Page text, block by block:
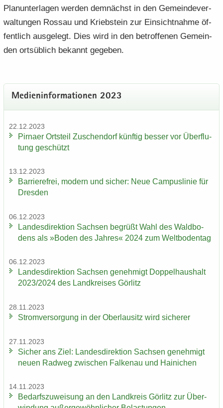
Plan­un­ter­la­gen wer­den dem­nächst in den Ge­mein­de­ver­
wal­tun­gen Ros­sau und Krieb­stein zur Ein­sicht­nah­me öf­
fent­lich aus­ge­legt. Dies wird in den be­trof­fe­nen Ge­mein­
den orts­üb­lich be­kannt ge­ge­ben.
Me­di­en­in­for­ma­tio­nen 2023
22.12.2023
Pirna­er Orts­teil Zu­schen­dorf künf­tig bes­ser vor Über­flu­
tung ge­schützt
13.12.2023
Bar­rie­re­frei, mo­dern und si­cher: Neue Cam­pus­li­nie für
Dres­den
06.12.2023
Lan­des­di­rek­ti­on Sach­sen be­grüßt Wahl des Wald­bo­
dens als »Boden des Jah­res« 2024 zum Welt­bo­den­tag
06.12.2023
Lan­des­di­rek­ti­on Sach­sen ge­neh­migt Dop­pel­haus­halt
2023/2024 des Land­krei­ses Gör­litz
28.11.2023
Strom­ver­sor­gung in der Ober­lau­sitz wird si­che­rer
27.11.2023
Si­cher ans Ziel: Lan­des­di­rek­ti­on Sach­sen ge­neh­migt
neuen Rad­weg zwi­schen Fal­ken­au und Hai­ni­chen
14.11.2023
Be­darfs­zu­wei­sung an den Land­kreis Gör­litz zur Über­